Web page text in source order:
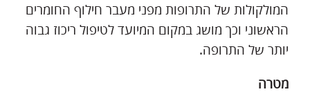
המולקולות של התרופות מפני מעבר חילוף החומרים
הראשוני וכך מושג במקום המיועד לטיפול ריכוז גבוה
יותר של התרופה.
מטרה